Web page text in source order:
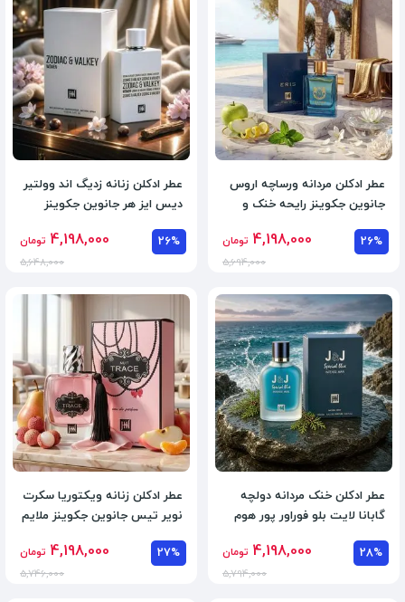
عطر ادکلن مردانه ورساچه اروس
جانوین جکوینز رایحه خنک و
26%
4,198,000 تومان
5,694,000
عطر ادکلن زنانه زدیگ اند وولتیر
دیس ایز هر جانوین جکوینز
26%
4,198,000 تومان
5,648,000
عطر ادکلن خنک مردانه دولچه
گابانا لایت بلو فوراور پور هوم
28%
4,198,000 تومان
5,794,000
عطر ادکلن زنانه ویکتوریا سکرت
نویر تیس جانوین جکوینز ملایم
27%
4,198,000 تومان
5,746,000